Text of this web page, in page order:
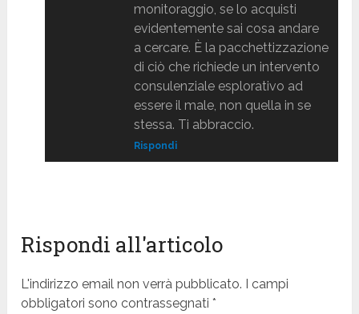
monitoraggio, se lo acquisti
evidentemente sai cosa andare
a cercare. È la pacchettizzazione
di ciò che richiede un intervento
consulenziale esplorativo ad
essere il male, non quella in se
stessa. Ti abbraccio.
Rispondi
Rispondi all'articolo
L'indirizzo email non verrà pubblicato. I campi
obbligatori sono contrassegnati *